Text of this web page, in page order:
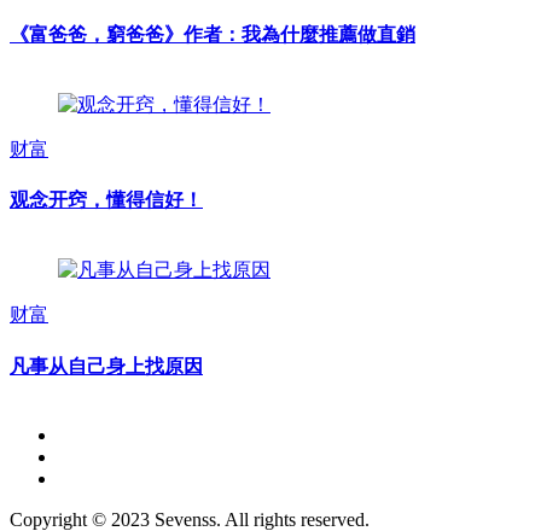
《富爸爸，窮爸爸》作者：我為什麼推薦做直銷
财富
观念开窍，懂得信好！
财富
凡事从自己身上找原因
Copyright © 2023 Sevenss. All rights reserved.